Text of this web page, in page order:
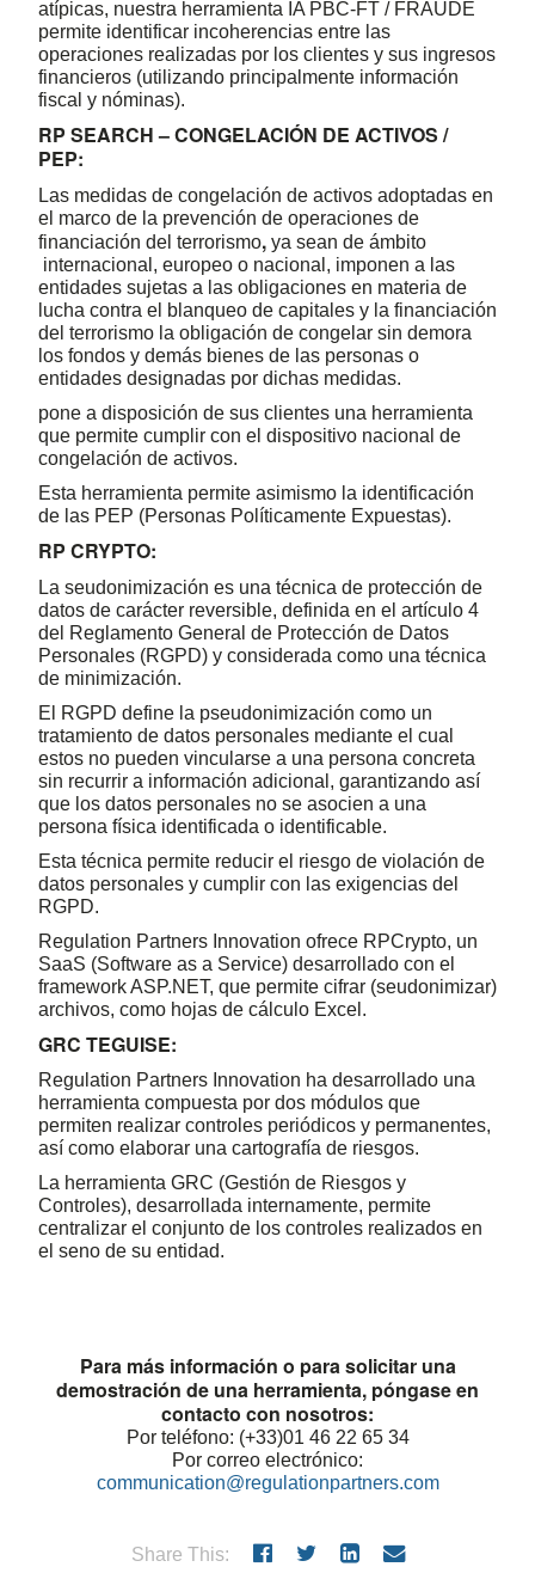
atípicas, nuestra herramienta IA PBC-FT / FRAUDE
permite identificar incoherencias entre las
operaciones realizadas por los clientes y sus ingresos
financieros (utilizando principalmente información
fiscal y nóminas).
RP SEARCH – CONGELACIÓN DE ACTIVOS /
PEP:
Las medidas de congelación de activos adoptadas en
el marco de la prevención de operaciones de
financiación del terrorismo, ya sean de ámbito
internacional, europeo o nacional, imponen a las
entidades sujetas a las obligaciones en materia de
lucha contra el blanqueo de capitales y la financiación
del terrorismo la obligación de congelar sin demora
los fondos y demás bienes de las personas o
entidades designadas por dichas medidas.
pone a disposición de sus clientes una herramienta
que permite cumplir con el dispositivo nacional de
congelación de activos.
Esta herramienta permite asimismo la identificación
de las PEP (Personas Políticamente Expuestas).
RP CRYPTO:
La seudonimización es una técnica de protección de
datos de carácter reversible, definida en el artículo 4
del Reglamento General de Protección de Datos
Personales (RGPD) y considerada como una técnica
de minimización.
El RGPD define la pseudonimización como un
tratamiento de datos personales mediante el cual
estos no pueden vincularse a una persona concreta
sin recurrir a información adicional, garantizando así
que los datos personales no se asocien a una
persona física identificada o identificable.
Esta técnica permite reducir el riesgo de violación de
datos personales y cumplir con las exigencias del
RGPD.
Regulation Partners Innovation ofrece RPCrypto, un
SaaS (Software as a Service) desarrollado con el
framework ASP.NET, que permite cifrar (seudonimizar)
archivos, como hojas de cálculo Excel.
GRC TEGUISE:
Regulation Partners Innovation ha desarrollado una
herramienta compuesta por dos módulos que
permiten realizar controles periódicos y permanentes,
así como elaborar una cartografía de riesgos.
La herramienta GRC (Gestión de Riesgos y
Controles), desarrollada internamente, permite
centralizar el conjunto de los controles realizados en
el seno de su entidad.
Para más información o para solicitar una
demostración de una herramienta, póngase en
contacto con nosotros:
Por teléfono: (+33)01 46 22 65 34
Por correo electrónico:
communication@regulationpartners.com
Share This: